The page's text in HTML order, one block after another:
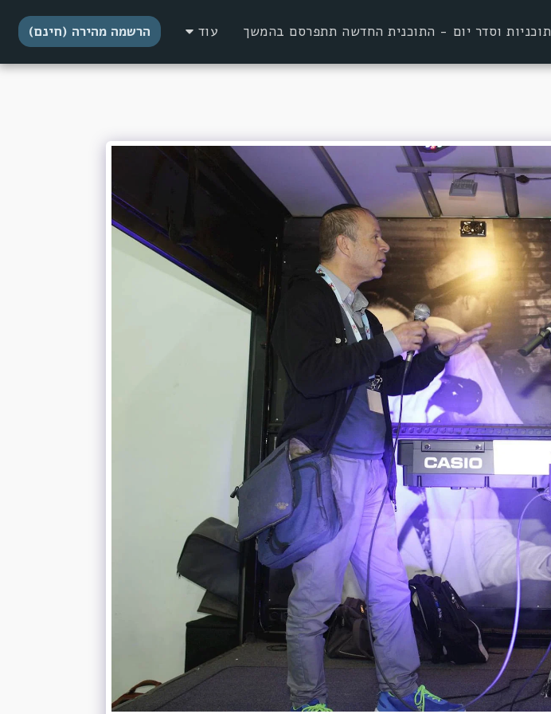
תוכניות וסדר יום - התוכנית החדשה תתפרסם בהמשך עוד הרשמה מהירה (חינם)